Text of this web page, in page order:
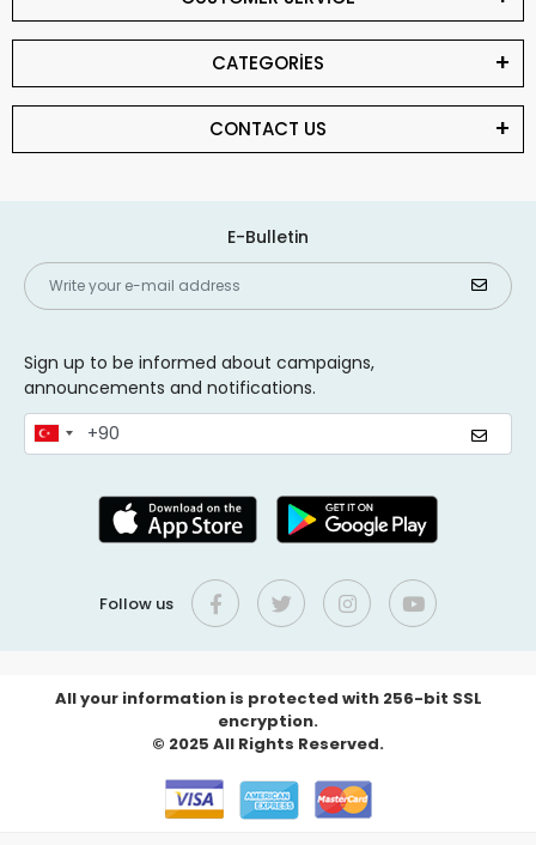
CATEGORİES
CONTACT US
E-Bulletin
Sign up to be informed about campaigns,
announcements and notifications.
Follow us
All your information is protected with 256-bit SSL
encryption.
© 2025 All Rights Reserved.